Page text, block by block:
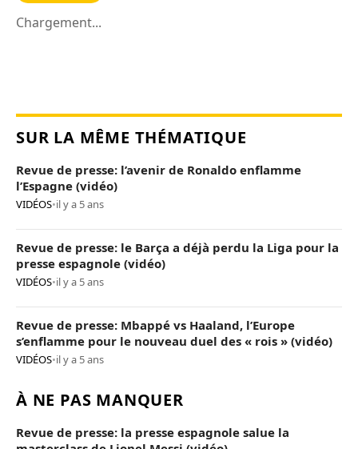
Chargement...
SUR LA MÊME THÉMATIQUE
Revue de presse: l’avenir de Ronaldo enflamme
l’Espagne (vidéo)
VIDÉOS•il y a 5 ans
Revue de presse: le Barça a déjà perdu la Liga pour la
presse espagnole (vidéo)
VIDÉOS•il y a 5 ans
Revue de presse: Mbappé vs Haaland, l’Europe
s’enflamme pour le nouveau duel des « rois » (vidéo)
VIDÉOS•il y a 5 ans
À NE PAS MANQUER
Revue de presse: la presse espagnole salue la